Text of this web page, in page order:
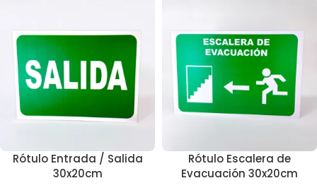
Rótulo Entrada / Salida
30x20cm
Rótulo Escalera de
Evacuación 30x20cm